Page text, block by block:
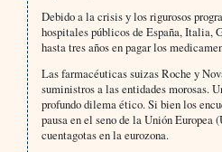
Debido a la crisis y los rigurosos
hospitales públicos de España, Italia,
hasta tres años en pagar los
Las farmacéuticas suizas Roche y
suministros a las entidades morosas.
profundo dilema ético. Si bien los
pausa en el seno de la Unión Europea
cuentagotas en la eurozona.